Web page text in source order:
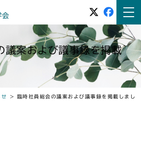
議案および議事録を掲載
せ >
臨時社員総会の議案および議事録を掲載しまし